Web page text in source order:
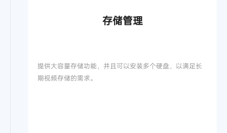
存储管理
提供大容量存储功能，并且可以安装多个硬盘，以满足长
期视频存储的需求。